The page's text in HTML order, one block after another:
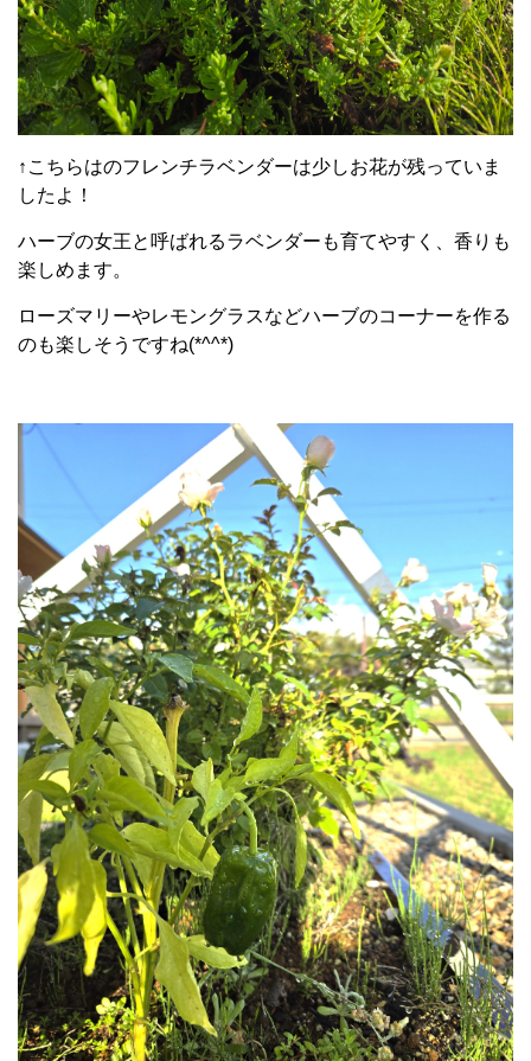
↑こちらはのフレンチラベンダーは少しお花が残っていま
したよ！
ハーブの女王と呼ばれるラベンダーも育てやすく、香りも
楽しめます。
ローズマリーやレモングラスなどハーブのコーナーを作る
のも楽しそうですね(*^^*)